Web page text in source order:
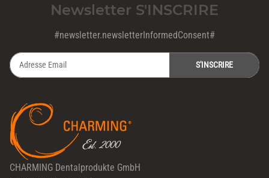
Newsletter S'INSCRIRE
#newsletter.newsletterInformedConsent#
S'INSCRIRE
CHARMING Dentalprodukte GmbH